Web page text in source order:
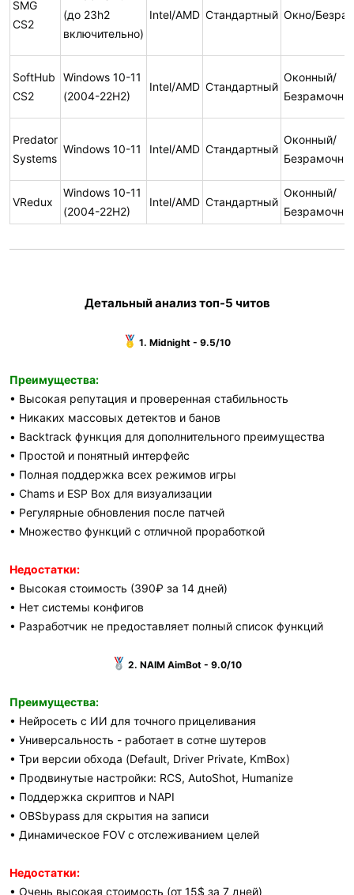
SMG
CS2
(до 23h2
включительно)
Intel/AMD Стандартный Окно/
SoftHub
CS2
Windows 10-11
(2004-22H2)
Intel/AMD Стандартный
Оконный/
Predator
Systems
Windows 10-11 Intel/AMD Стандартный
Оконный/
VRedux
Windows 10-11
(2004-22H2)
Intel/AMD Стандартный
Оконный/
Детальный анализ топ-5 читов
1. Midnight - 9.5/10
Преимущества:
• Высокая репутация и проверенная стабильность
• Никаких массовых детектов и банов
• Backtrack функция для дополнительного преимущества
• Простой и понятный интерфейс
• Полная поддержка всех режимов игры
• Chams и ESP Box для визуализации
• Регулярные обновления после патчей
• Множество функций с отличной проработкой
Недостатки:
• Высокая стоимость (390₽ за 14 дней)
• Нет системы конфигов
• Разработчик не предоставляет полный список функций
2. NAIM AimBot - 9.0/10
Преимущества:
• Нейросеть с ИИ для точного прицеливания
• Универсальность - работает в сотне шутеров
• Три версии обхода (Default, Driver Private, KmBox)
• Продвинутые настройки: RCS, AutoShot, Humanize
• Поддержка скриптов и NAPI
• OBSbypass для скрытия на записи
• Динамическое FOV с отслеживанием целей
Недостатки:
• Очень высокая стоимость (от 15$ за 7 дней)